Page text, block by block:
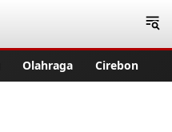
Olahraga Cirebon